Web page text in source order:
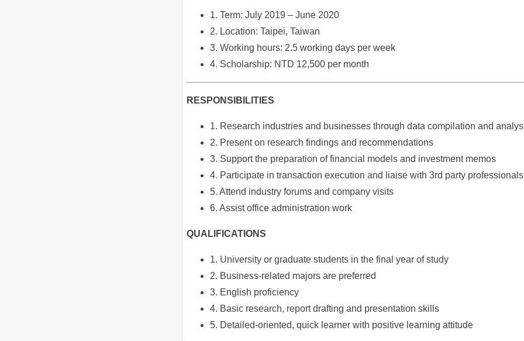
1. Term: July 2019 – June 2020
2. Location: Taipei, Taiwan
3. Working hours: 2.5 working days per week
4. Scholarship: NTD 12,500 per month
RESPONSIBILITIES
1. Research industries and businesses through data compilation and
2. Present on research findings and recommendations
3. Support the preparation of financial models and investment memos
4. Participate in transaction execution and liaise with 3rd party professionals
5. Attend industry forums and company visits
6. Assist office administration work
QUALIFICATIONS
1. University or graduate students in the final year of study
2. Business‐related majors are preferred
3. English proficiency
4. Basic research, report drafting and presentation skills
5. Detailed‐oriented, quick learner with positive learning attitude